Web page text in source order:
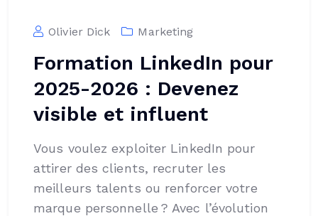
Olivier Dick Marketing
Formation LinkedIn pour
2025-2026 : Devenez
visible et influent
Vous voulez exploiter LinkedIn pour
attirer des clients, recruter les
meilleurs talents ou renforcer votre
marque personnelle ? Avec l’évolution